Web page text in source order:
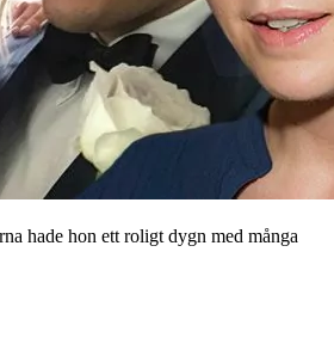
hade hon ett roligt dygn med många